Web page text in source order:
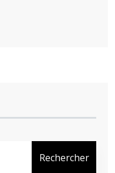
Rechercher